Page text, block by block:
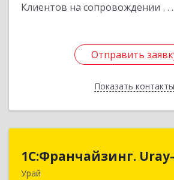
Клиентов на сопровождении
Отправить
Показать контакты
Отправить
Назад
1С:Франчайзинг.
Урай
628284, Ханты-Мансийский